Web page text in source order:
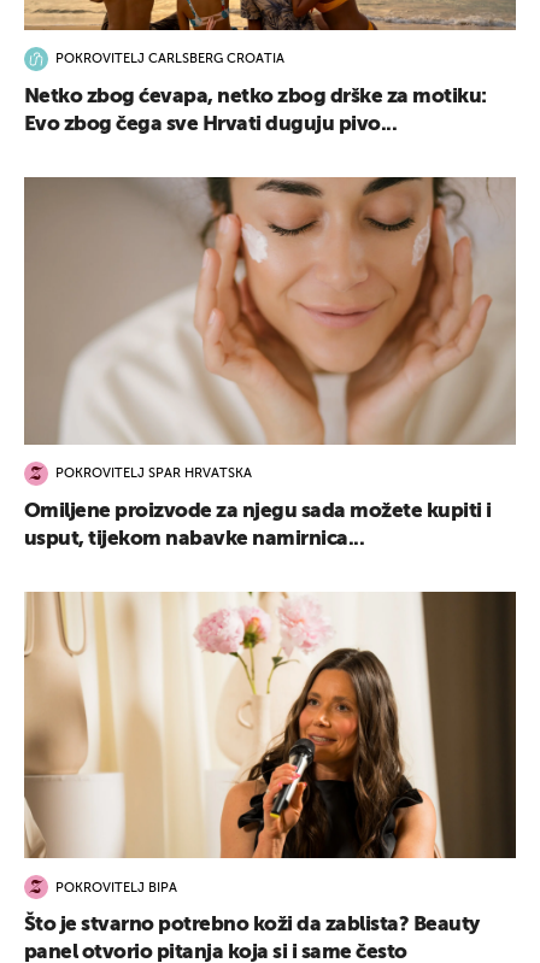
POKROVITELJ CARLSBERG CROATIA
Netko zbog ćevapa, netko zbog drške za motiku:
Evo zbog čega sve Hrvati duguju pivo...
POKROVITELJ SPAR HRVATSKA
Omiljene proizvode za njegu sada možete kupiti i
usput, tijekom nabavke namirnica...
POKROVITELJ BIPA
Što je stvarno potrebno koži da zablista? Beauty
panel otvorio pitanja koja si i same često